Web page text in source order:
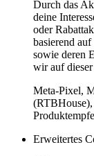
Durch das
deine
oder
basierend
sowie deren
wir auf
Meta-Pixel,
Erweitertes